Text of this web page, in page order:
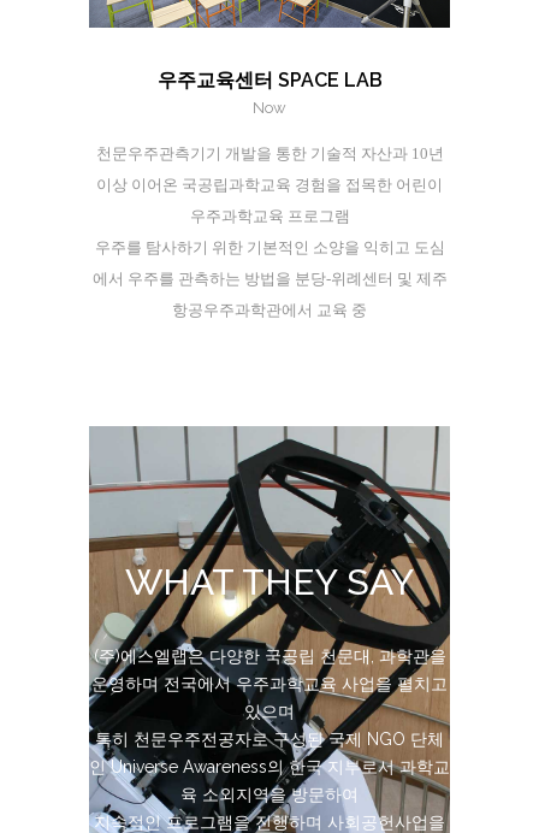
우주교육센터 SPACE LAB
Now
천문우주관측기기 개발을 통한 기술적 자산과 10년
이상 이어온 국공립과학교육 경험을 접목한 어린이
우주과학교육 프로그램
우주를 탐사하기 위한 기본적인 소양을 익히고 도심
에서 우주를 관측하는 방법을 분당-위례센터 및 제주
항공우주과학관에서 교육 중
WHAT THEY SAY
(주)에스엘랩은 다양한 국공립 천문대, 과학관을
운영하며 전국에서 우주과학교육 사업을 펼치고
있으며
특히 천문우주전공자로 구성된 국제 NGO 단체
인 Universe Awareness의 한국 지부로서 과학교
육 소외지역을 방문하여
지속적인 프로그램을 진행하며 사회공헌사업을
2000년 10월 설립된 (주)에스엘랩은 천체망원경
개발, 제작을 통해 국내 다양한 천문대에 망원경
을 공급해왔습니다.
현재 미터급 천체망원경 제작 · 공급 사업과 함께
관측기기 자동제어 및 분산 다중 망원경 분야를
집중 연구 중입니다.
지상관측용 망원경을 넘어 우주망원경에 이르기